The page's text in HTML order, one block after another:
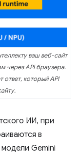
ваш веб-сайт
через API браузера.
ответ, который API
ИИ, при
в
Gemini